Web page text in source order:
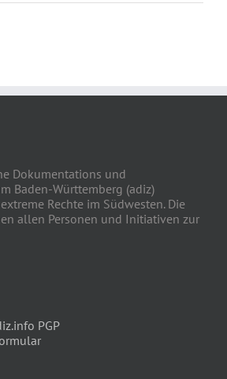
Dokumentations und
Baden-Württemberg (adiz)
Rechte im Südwesten. Die
allen Personen und Initiativen zur
PGP